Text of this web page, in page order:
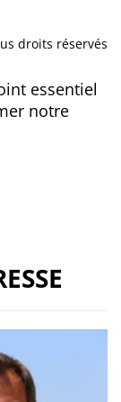
droits réservés
essentiel
notre